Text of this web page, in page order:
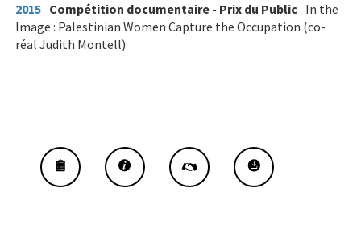
2015 Compétition documentaire - Prix du Public In the
Image : Palestinian Women Capture the Occupation (co-
réal Judith Montell)